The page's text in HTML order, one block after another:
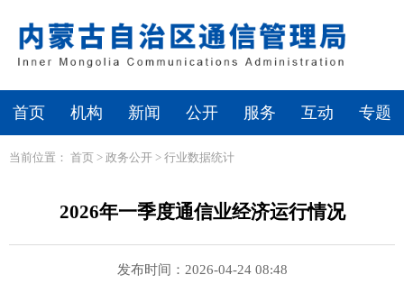
首页 机构 新闻 公开 服务 互动 专题
当前位置： 首页 > 政务公开 > 行业数据统计
2026年一季度通信业经济运行情况
发布时间：2026-04-24 08:48